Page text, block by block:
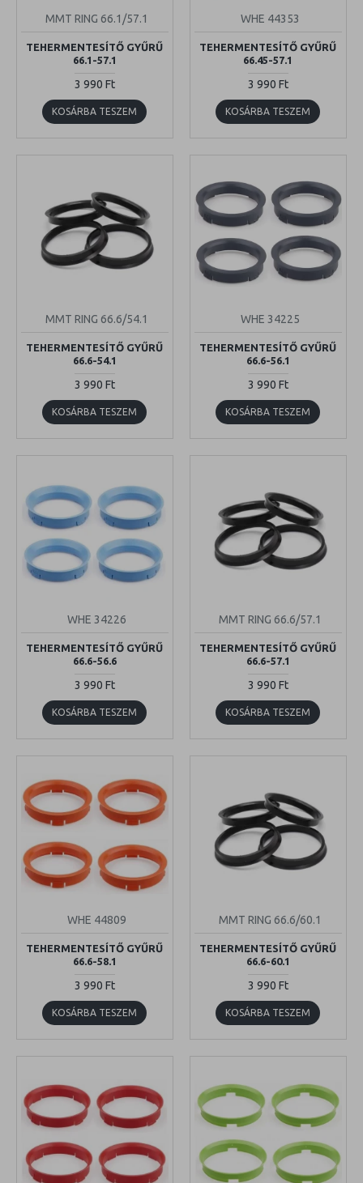
MMT RING 66.1/57.1
TEHERMENTESÍTŐ GYŰRŰ
66.1-57.1
3 990 Ft
KOSÁRBA TESZEM
WHE 44353
TEHERMENTESÍTŐ GYŰRŰ
66.45-57.1
3 990 Ft
KOSÁRBA TESZEM
MMT RING 66.6/54.1
TEHERMENTESÍTŐ GYŰRŰ
66.6-54.1
3 990 Ft
KOSÁRBA TESZEM
WHE 34225
TEHERMENTESÍTŐ GYŰRŰ
66.6-56.1
3 990 Ft
KOSÁRBA TESZEM
WHE 34226
TEHERMENTESÍTŐ GYŰRŰ
66.6-56.6
3 990 Ft
KOSÁRBA TESZEM
MMT RING 66.6/57.1
TEHERMENTESÍTŐ GYŰRŰ
66.6-57.1
3 990 Ft
KOSÁRBA TESZEM
WHE 44809
TEHERMENTESÍTŐ GYŰRŰ
66.6-58.1
3 990 Ft
KOSÁRBA TESZEM
MMT RING 66.6/60.1
TEHERMENTESÍTŐ GYŰRŰ
66.6-60.1
3 990 Ft
KOSÁRBA TESZEM